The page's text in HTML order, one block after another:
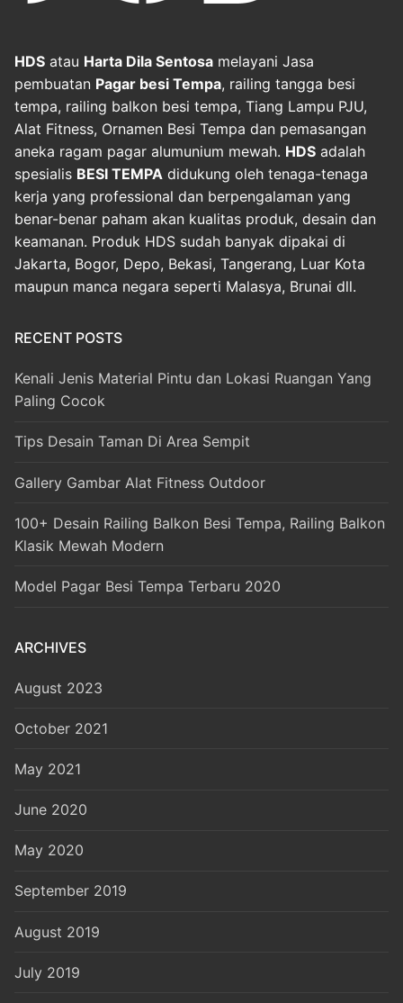
HDS atau Harta Dila Sentosa melayani Jasa
pembuatan Pagar besi Tempa, railing tangga besi
tempa, railing balkon besi tempa, Tiang Lampu PJU,
Alat Fitness, Ornamen Besi Tempa dan pemasangan
aneka ragam pagar alumunium mewah. HDS adalah
spesialis BESI TEMPA didukung oleh tenaga-tenaga
kerja yang professional dan berpengalaman yang
benar-benar paham akan kualitas produk, desain dan
keamanan. Produk HDS sudah banyak dipakai di
Jakarta, Bogor, Depo, Bekasi, Tangerang, Luar Kota
maupun manca negara seperti Malasya, Brunai dll.
RECENT POSTS
Kenali Jenis Material Pintu dan Lokasi Ruangan Yang
Paling Cocok
Tips Desain Taman Di Area Sempit
Gallery Gambar Alat Fitness Outdoor
100+ Desain Railing Balkon Besi Tempa, Railing Balkon
Klasik Mewah Modern
Model Pagar Besi Tempa Terbaru 2020
ARCHIVES
August 2023
October 2021
May 2021
June 2020
May 2020
September 2019
August 2019
July 2019